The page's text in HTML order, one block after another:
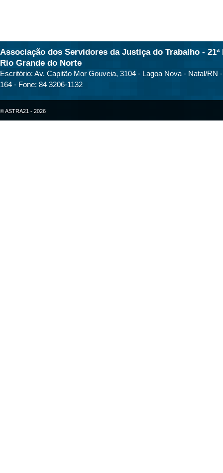
Associação dos Servidores da Justiça do Trabalho - 21ª
Rio Grande do Norte
Escritório: Av. Capitão Mor Gouveia, 3104 - Lagoa Nova - Natal/RN
164 - Fone: 84 3206-1132
© ASTRA21 - 2026